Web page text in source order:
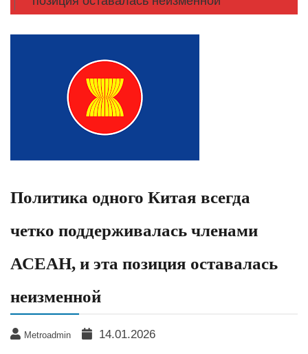
Политика одного Китая всегда
четко поддерживалась членами
АСЕАН, и эта позиция оставалась
неизменной
Metroadmin 14.01.2026